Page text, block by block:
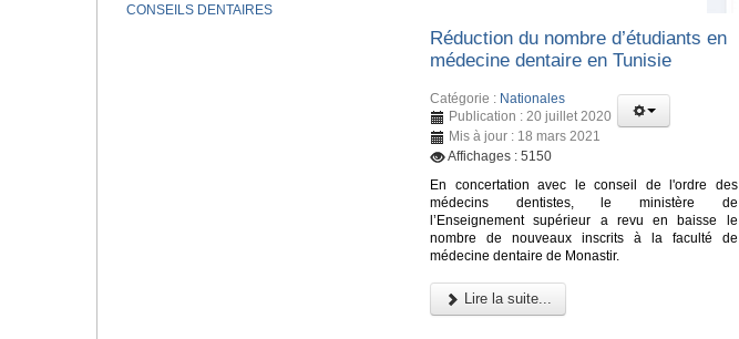
Réduction du nombre d’étudiants en
médecine dentaire en Tunisie
Catégorie : Nationales
Publication : 20 juillet 2020
Mis à jour : 18 mars 2021
Affichages : 5150
En concertation avec le conseil de l'ordre des
médecins dentistes, le ministère de
l’Enseignement supérieur a revu en baisse le
nombre de nouveaux inscrits à la faculté de
médecine dentaire de Monastir.
Lire la suite...
CONSEILS DENTAIRES